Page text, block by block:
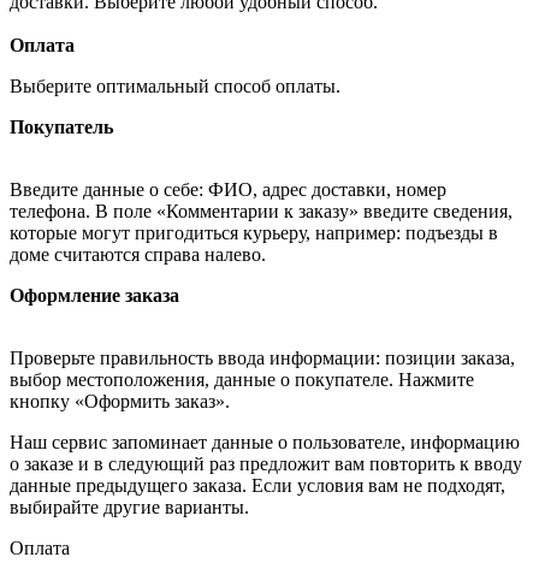
Оплата
Выберите оптимальный способ оплаты.
Покупатель
Введите данные о себе: ФИО, адрес доставки, номер
телефона. В поле «Комментарии к заказу» введите сведения,
которые могут пригодиться курьеру, например: подъезды в
доме считаются справа налево.
Оформление заказа
Проверьте правильность ввода информации: позиции заказа,
выбор местоположения, данные о покупателе. Нажмите
кнопку «Оформить заказ».
Наш сервис запоминает данные о пользователе, информацию
о заказе и в следующий раз предложит вам повторить к вводу
данные предыдущего заказа. Если условия вам не подходят,
выбирайте другие варианты.
Оплата